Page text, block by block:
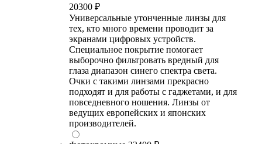
20300 ₽
Универсальные утонченные линзы для
тех, кто много времени проводит за
экранами цифровых устройств.
Специальное покрытие помогает
выборочно фильтровать вредный для
глаза диапазон синего спектра света.
Очки с такими линзами прекрасно
подходят и для работы с гаджетами, и для
повседневного ношения. Линзы от
ведущих европейских и японских
производителей.